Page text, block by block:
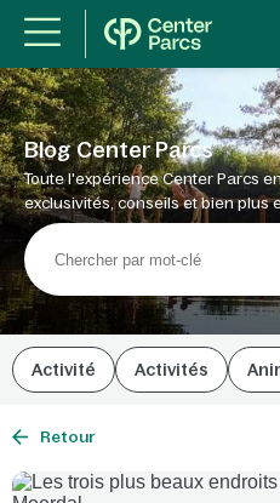
Blog Center Parcs
Toute l'expérience Center Parcs
exclusivités, conseils et bien plus
Activité Activités
Retour